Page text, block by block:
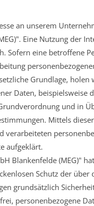
an unserem
Eine Nutzung der
Sofern eine betroffene
Grundlage,
Daten,
und in
Mittels
verarbeiteten
aufgeklärt.
Blankenfelde (MEG)"
Schutz der
grundsätzlich
personenbezogene